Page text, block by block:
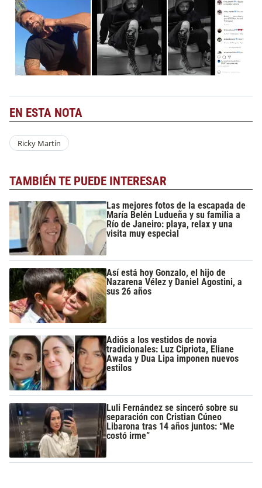
EN ESTA NOTA
Ricky Martín
TAMBIÉN TE PUEDE INTERESAR
Las mejores fotos de la escapada de
María Belén Ludueña y su familia a
Río de Janeiro: playa, relax y una
visita muy especial
Así está hoy Gonzalo, el hijo de
Nazarena Vélez y Daniel Agostini, a
sus 26 años
Adiós a los vestidos de novia
tradicionales: Luz Cipriota, Eliane
Awada y Dua Lipa imponen nuevos
estilos
Luli Fernández se sinceró sobre su
separación con Cristian Cúneo
Libarona tras 14 años juntos: “Me
costó irme”